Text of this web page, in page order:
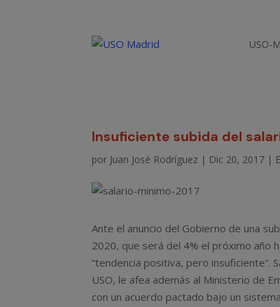
USO-
Insuficiente subida del
por Juan José Rodríguez | Dic 20, 2017 |
Ante el anuncio del Gobierno de una
2020, que será del 4% el próximo año
“tendencia positiva, pero insuficiente”.
USO, le afea además al Ministerio de
con un acuerdo pactado bajo un